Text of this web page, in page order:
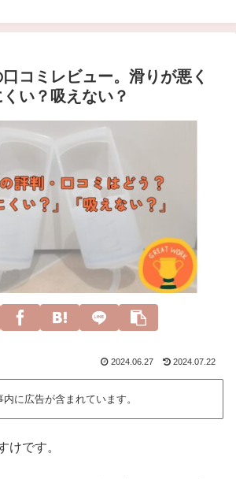
口コミレビュー。滑りが悪く
い？吸えない？
2024.06.27 2024.07.22
内に広告が含まれています。
けです。